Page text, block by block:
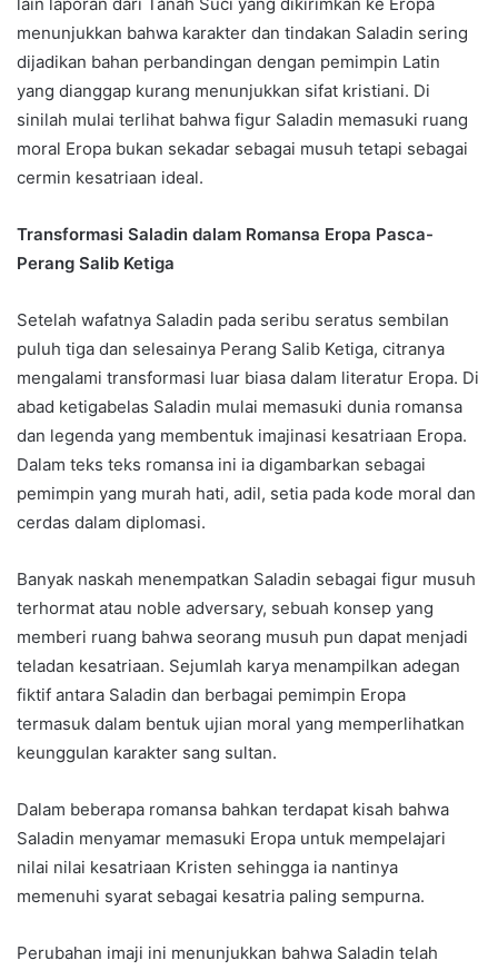
lain laporan dari Tanah Suci yang dikirimkan ke Eropa
menunjukkan bahwa karakter dan tindakan Saladin sering
dijadikan bahan perbandingan dengan pemimpin Latin
yang dianggap kurang menunjukkan sifat kristiani. Di
sinilah mulai terlihat bahwa figur Saladin memasuki ruang
moral Eropa bukan sekadar sebagai musuh tetapi sebagai
cermin kesatriaan ideal.
Transformasi Saladin dalam Romansa Eropa Pasca-
Perang Salib Ketiga
Setelah wafatnya Saladin pada seribu seratus sembilan
puluh tiga dan selesainya Perang Salib Ketiga, citranya
mengalami transformasi luar biasa dalam literatur Eropa. Di
abad ketigabelas Saladin mulai memasuki dunia romansa
dan legenda yang membentuk imajinasi kesatriaan Eropa.
Dalam teks teks romansa ini ia digambarkan sebagai
pemimpin yang murah hati, adil, setia pada kode moral dan
cerdas dalam diplomasi.
Banyak naskah menempatkan Saladin sebagai figur musuh
terhormat atau noble adversary, sebuah konsep yang
memberi ruang bahwa seorang musuh pun dapat menjadi
teladan kesatriaan. Sejumlah karya menampilkan adegan
fiktif antara Saladin dan berbagai pemimpin Eropa
termasuk dalam bentuk ujian moral yang memperlihatkan
keunggulan karakter sang sultan.
Dalam beberapa romansa bahkan terdapat kisah bahwa
Saladin menyamar memasuki Eropa untuk mempelajari
nilai nilai kesatriaan Kristen sehingga ia nantinya
memenuhi syarat sebagai kesatria paling sempurna.
Perubahan imaji ini menunjukkan bahwa Saladin telah